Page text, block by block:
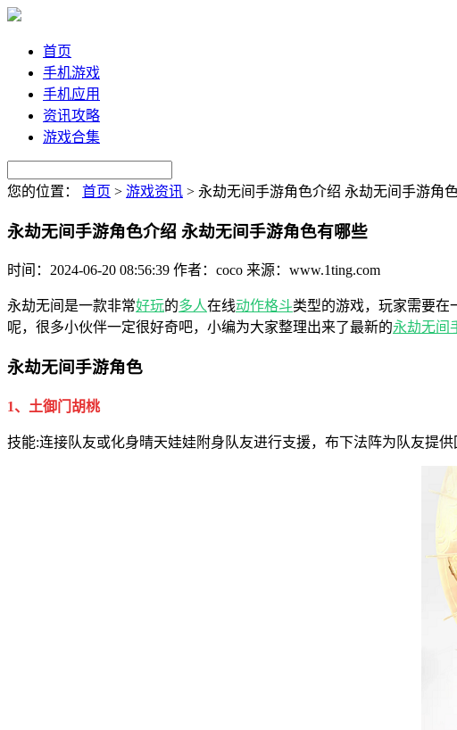
首页
手机游戏
手机应用
资讯攻略
游戏合集
您的位置： 首页 > 游戏资讯 > 永劫无间手游角色介绍 永劫无间手游角
永劫无间手游角色介绍 永劫无间手游角色有哪些
时间：2024-06-20 08:56:39 作者：coco 来源：www.1ting.com
永劫无间是一款非常好玩的多人在线动作格斗类型的游戏，玩家需要在
呢，很多小伙伴一定很好奇吧，小编为大家整理出来了最新的永劫无间
永劫无间手游角色
1、土御门胡桃
技能:连接队友或化身晴天娃娃附身队友进行支援，布下法阵为队友提供